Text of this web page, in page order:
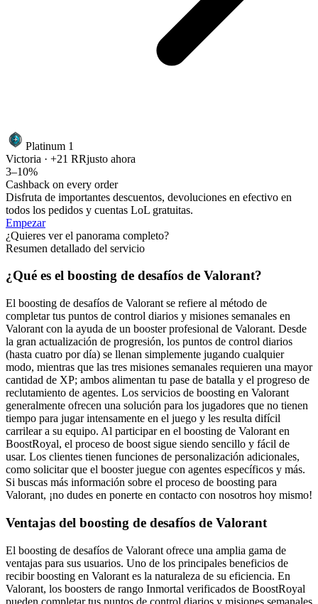
Platinum 1
Victoria · +21 RRjusto ahora
3–10%
Cashback on every order
Disfruta de importantes descuentos, devoluciones en efectivo en
todos los pedidos y cuentas LoL gratuitas.
Empezar
¿Quieres ver el panorama completo?
Resumen detallado del servicio
¿Qué es el boosting de desafíos de Valorant?
El boosting de desafíos de Valorant se refiere al método de
completar tus puntos de control diarios y misiones semanales en
Valorant con la ayuda de un booster profesional de Valorant. Desde
la gran actualización de progresión, los puntos de control diarios
(hasta cuatro por día) se llenan simplemente jugando cualquier
modo, mientras que las tres misiones semanales requieren una mayor
cantidad de XP; ambos alimentan tu pase de batalla y el progreso de
reclutamiento de agentes. Los servicios de boosting en Valorant
generalmente ofrecen una solución para los jugadores que no tienen
tiempo para jugar intensamente en el juego y les resulta difícil
carrilear a su equipo. Al participar en el boosting de Valorant en
BoostRoyal, el proceso de boost sigue siendo sencillo y fácil de
usar. Los clientes tienen funciones de personalización adicionales,
como solicitar que el booster juegue con agentes específicos y más.
Si buscas más información sobre el proceso de boosting para
Valorant, ¡no dudes en ponerte en contacto con nosotros hoy mismo!
Ventajas del boosting de desafíos de Valorant
El boosting de desafíos de Valorant ofrece una amplia gama de
ventajas para sus usuarios. Uno de los principales beneficios de
recibir boosting en Valorant es la naturaleza de su eficiencia. En
Valorant, los boosters de rango Inmortal verificados de BoostRoyal
pueden completar tus puntos de control diarios y misiones semanales